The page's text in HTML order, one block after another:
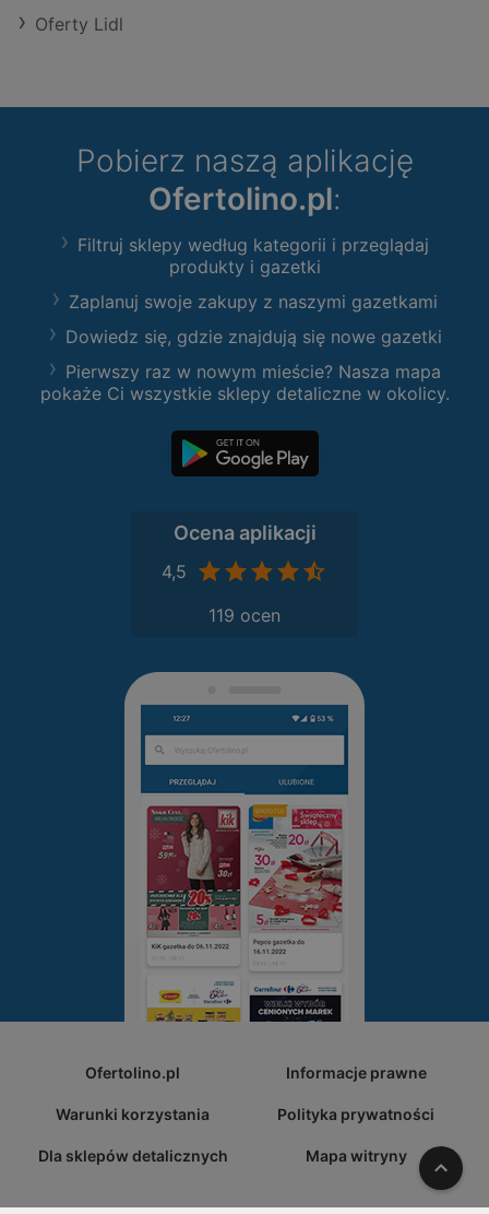
Oferty Lidl
Pobierz naszą aplikację
Ofertolino.pl:
Filtruj sklepy według kategorii i przeglądaj
produkty i gazetki
Zaplanuj swoje zakupy z naszymi gazetkami
Dowiedz się, gdzie znajdują się nowe gazetki
Pierwszy raz w nowym mieście? Nasza mapa
pokaże Ci wszystkie sklepy detaliczne w okolicy.
Ocena aplikacji
4,5
119 ocen
Ofertolino.pl Informacje prawne
Warunki korzystania Polityka prywatności
Dla sklepów detalicznych Mapa witryny W